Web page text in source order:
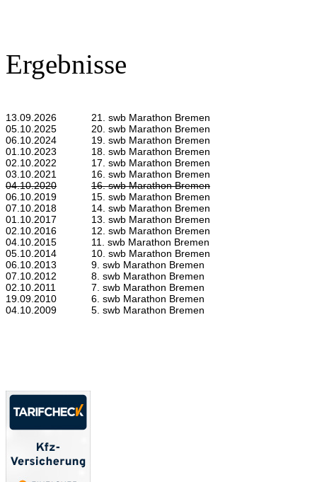
Ergebnisse
13.09.2026
21. swb Marathon Bremen
05.10.2025
20. swb Marathon Bremen
06.10.2024
19. swb Marathon Bremen
01.10.2023
18. swb Marathon Bremen
02.10.2022
17. swb Marathon Bremen
03.10.2021
16. swb Marathon Bremen
04.10.2020
16. swb Marathon Bremen
06.10.2019
15. swb Marathon Bremen
07.10.2018
14. swb Marathon Bremen
01.10.2017
13. swb Marathon Bremen
02.10.2016
12. swb Marathon Bremen
04.10.2015
11. swb Marathon Bremen
05.10.2014
10. swb Marathon Bremen
06.10.2013
9. swb Marathon Bremen
07.10.2012
8. swb Marathon Bremen
02.10.2011
7. swb Marathon Bremen
19.09.2010
6. swb Marathon Bremen
04.10.2009
5. swb Marathon Bremen